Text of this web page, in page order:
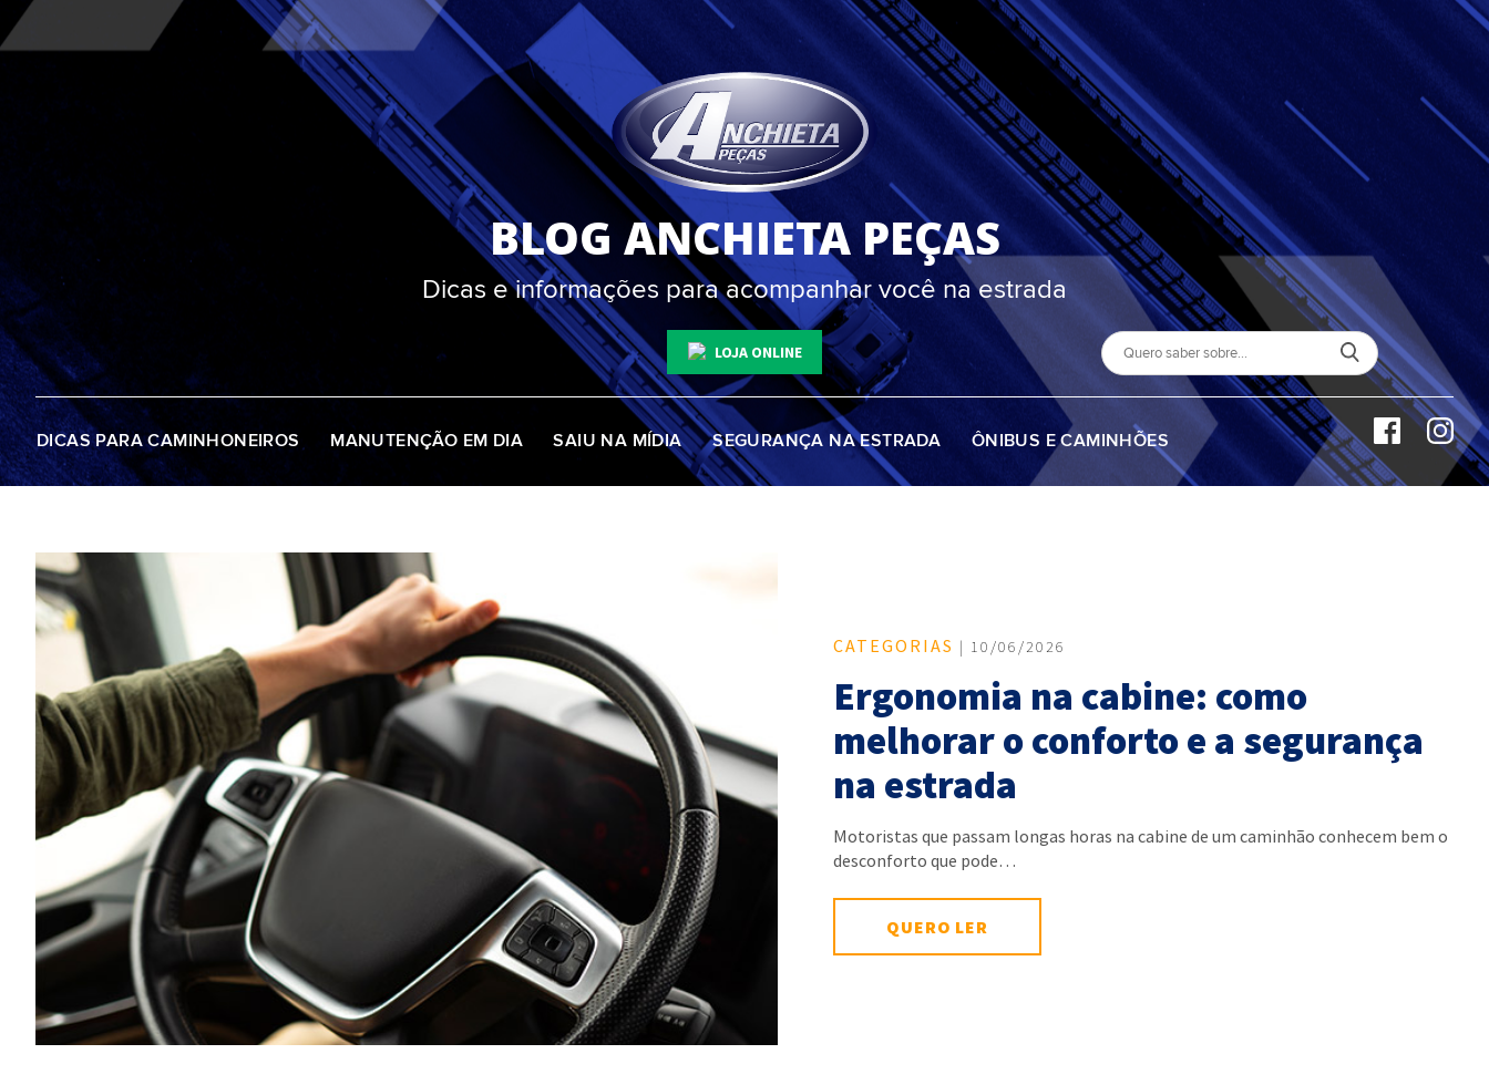
BLOG ANCHIETA PEÇAS
Dicas e informações para acompanhar você na estrada
LOJA ONLINE
DICAS PARA CAMINHONEIROS MANUTENÇÃO EM DIA SAIU NA MÍDIA SEGURANÇA NA ESTRADA ÔNIBUS E CAMINHÕES
CATEGORIAS | 10/06/2026
Ergonomia na cabine: como
melhorar o conforto e a segurança
na estrada
Motoristas que passam longas horas na cabine de um caminhão conhecem bem o
desconforto que pode…
QUERO LER